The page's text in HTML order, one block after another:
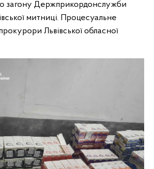
загону Держприкордонслужби
митниці. Процесуальне
Львівської обласної